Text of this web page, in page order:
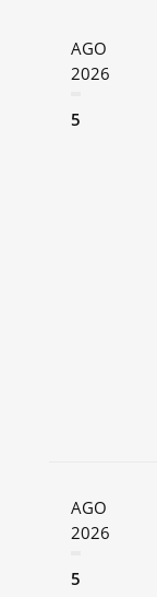
AGO
2026
5
AGO
2026
5